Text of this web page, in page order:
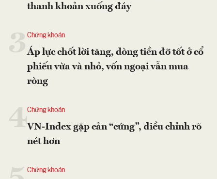
thanh khoản xuống đáy
Chứng khoán
Áp lực chốt lời tăng, dòng tiền đỡ tốt ở cổ
phiếu vừa và nhỏ, vốn ngoại vẫn mua
ròng
4Chứng khoán
VN-Index gặp cản “cứng”, điều chỉnh rõ
nét hơn
Chứng khoán